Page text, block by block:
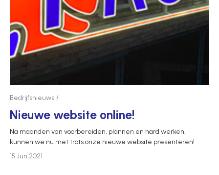
Bedrijfsnieuws
Nieuwe website online!
Na maanden van voorbereiden, plannen en hard werken,
kunnen we nu met trots onze nieuwe website presenteren!
15 Jun 2021